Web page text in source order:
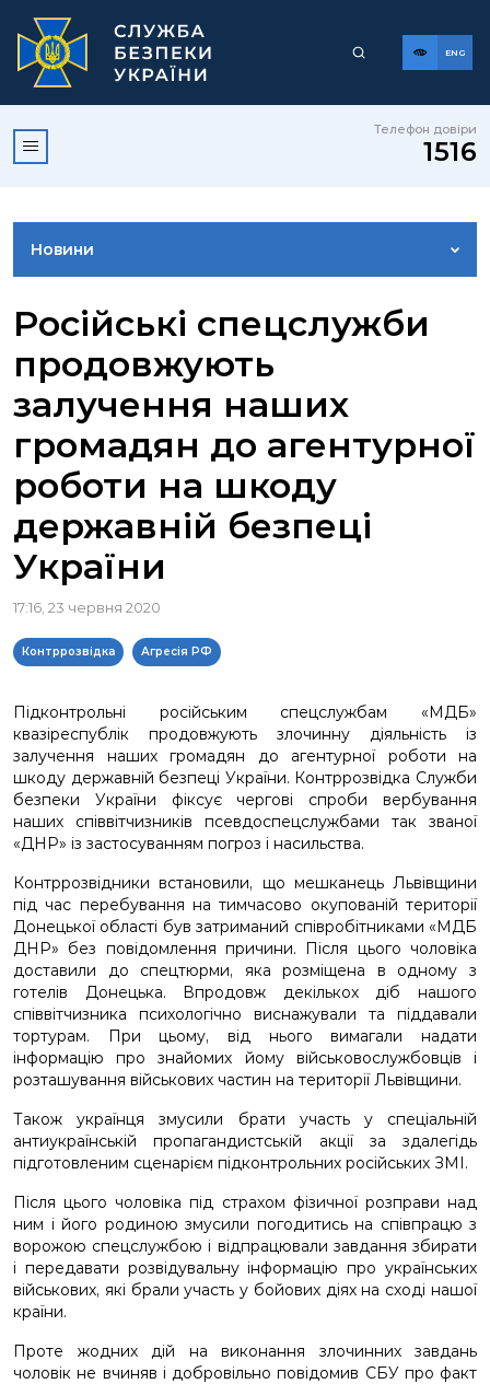
ENG
Телефон довіри
1516
Новини
ВІДЕОГАЛЕРЕЯ
КОНТАКТИ ПРЕСЦЕНТРУ
Російські спецслужби
продовжують
залучення наших
громадян до агентурної
роботи на шкоду
державній безпеці
України
17:16, 23 червня 2020
Контррозвідка Агресія РФ
Підконтрольні російським спецслужбам «МДБ»
квазіреспублік продовжують злочинну діяльність із
залучення наших громадян до агентурної роботи на
шкоду державній безпеці України. Контррозвідка Служби
безпеки України фіксує чергові спроби вербування
наших співвітчизників псевдоспецслужбами так званої
«ДНР» із застосуванням погроз і насильства.
Контррозвідники встановили, що мешканець Львівщини
під час перебування на тимчасово окупованій території
Донецької області був затриманий співробітниками «МДБ
ДНР» без повідомлення причини. Після цього чоловіка
доставили до спецтюрми, яка розміщена в одному з
готелів Донецька. Впродовж декількох діб нашого
співвітчизника психологічно виснажували та піддавали
тортурам. При цьому, від нього вимагали надати
інформацію про знайомих йому військовослужбовців і
розташування військових частин на території Львівщини.
Також українця змусили брати участь у спеціальній
антиукраїнській пропагандистській акції за здалегідь
підготовленим сценарієм підконтрольних російських ЗМІ.
Після цього чоловіка під страхом фізичної розправи над
ним і його родиною змусили погодитись на співпрацю з
ворожою спецслужбою і відпрацювали завдання збирати
і передавати розвідувальну інформацію про українських
військових, які брали участь у бойових діях на сході нашої
країни.
Проте жодних дій на виконання злочинних завдань
чоловік не вчиняв і добровільно повідомив СБУ про факт